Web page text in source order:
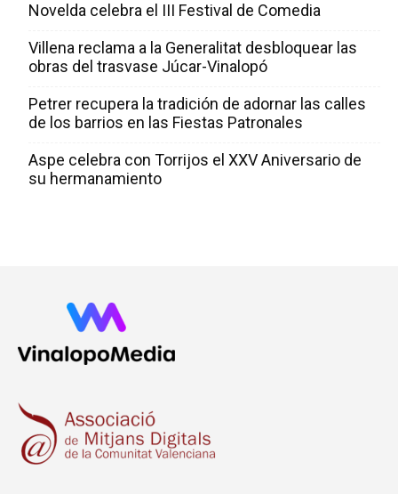
Novelda celebra el III Festival de Comedia
Villena reclama a la Generalitat desbloquear las
obras del trasvase Júcar-Vinalopó
Petrer recupera la tradición de adornar las calles
de los barrios en las Fiestas Patronales
Aspe celebra con Torrijos el XXV Aniversario de
su hermanamiento